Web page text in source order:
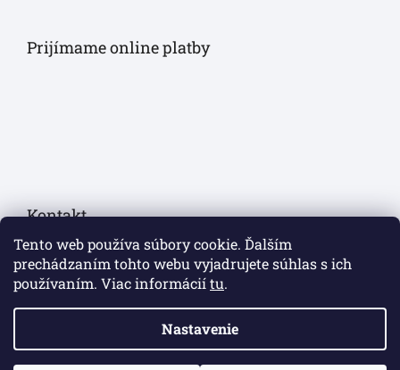
Tento web používa súbory cookie. Ďalším
prechádzaním tohto webu vyjadrujete súhlas s ich
používaním. Viac informáciítu.
Nastavenie
Prijímame online platby
Kontakt
eshop@ sollau.sk
+420 778 110 059
https://www.facebook.com/sollaucz/